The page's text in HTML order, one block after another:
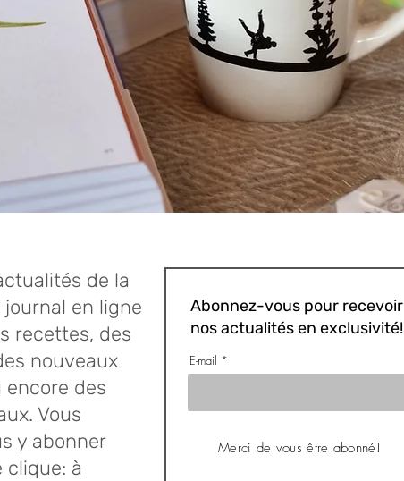
de la
en ligne
recettes, des
nouveaux
des
Vous
y abonner
clique: à
Abonnez-vous pour recevoir
nos actualités en exclusivité!
E-mail
Merci de vous être abonné!